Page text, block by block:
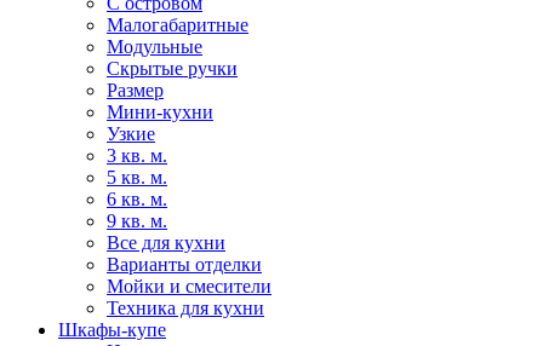
Малогабаритные
Модульные
Скрытые ручки
Размер
Мини-кухни
Узкие
3 кв. м.
5 кв. м.
6 кв. м.
9 кв. м.
Все для кухни
Варианты отделки
Мойки и смесители
Техника для кухни
Шкафы-купе